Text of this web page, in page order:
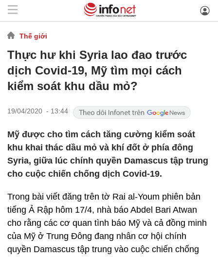
Thế giới
Thực hư khi Syria lao đao trước
dịch Covid-19, Mỹ tìm mọi cách
kiểm soát khu dầu mỏ?
19/04/2020 - 13:44
Mỹ được cho tìm cách tăng cường kiểm soát
khu khai thác dầu mỏ và khí đốt ở phía đông
Syria, giữa lúc chính quyền Damascus tập trung
cho cuộc chiến chống dịch Covid-19.
Trong bài viết đăng trên tờ Rai al-Youm phiên bản
tiếng Ả Rập hôm 17/4, nhà báo Abdel Bari Atwan
cho rằng các cơ quan tình báo Mỹ và cả đồng minh
của Mỹ ở Trung Đông đang nhân cơ hội chính
quyền Damascus tập trung vào cuộc chiến chống